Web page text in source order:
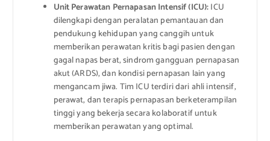
Unit Perawatan Pernapasan Intensif (ICU):ICU
dilengkapi dengan peralatan pemantauan dan
pendukung kehidupan yang canggih untuk
memberikan perawatan kritis bagi pasien dengan
gagal napas berat, sindrom gangguan pernapasan
akut (ARDS), dan kondisi pernapasan lain yang
mengancam jiwa. Tim ICU terdiri dari ahli intensif,
perawat, dan terapis pernapasan berketerampilan
tinggi yang bekerja secara kolaboratif untuk
memberikan perawatan yang optimal.